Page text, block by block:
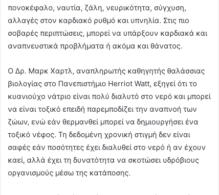
πονοκέφαλο, ναυτία, ζάλη, νευρικότητα, σύγχυση,
αλλαγές στον καρδιακό ρυθμό και υπνηλία. Στις πιο
σοβαρές περιπτώσεις, μπορεί να υπάρξουν καρδιακά και
αναπνευστικά προβλήματα ή ακόμα και θάνατος.
Ο Δρ. Μαρκ Χαρτλ, αναπληρωτής καθηγητής θαλάσσιας
βιολογίας στο Πανεπιστήμιο Herriot Watt, εξηγεί ότι το
κυανιούχο νάτριο είναι πολύ διαλυτό στο νερό και μπορεί
να είναι τοξικό επειδή παρεμποδίζει την αναπνοή των
ζώων, ενώ εάν θερμανθεί μπορεί να δημιουργήσει ένα
τοξικό νέφος. Τη δεδομένη χρονική στιγμή δεν είναι
σαφές εάν ποσότητες έχει διαλυθεί στο νερό ή αν έχουν
καεί, αλλά έχει τη δυνατότητα να σκοτώσει υδρόβιους
οργανισμούς μέσω της κατάποσης.